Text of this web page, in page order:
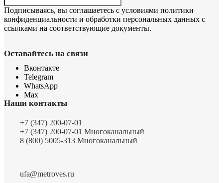
Подписываясь, вы соглашаетесь с условиями политики
конфиденциальности и обработки персональных данных с
ссылками на соответствующие документы.
Оставайтесь на связи
Вконтакте
Telegram
WhatsApp
Max
Наши контакты
+7 (347) 200-07-01
+7 (347) 200-07-01 Многоканальный
8 (800) 5005-313 Многоканальный
ufa@metroves.ru